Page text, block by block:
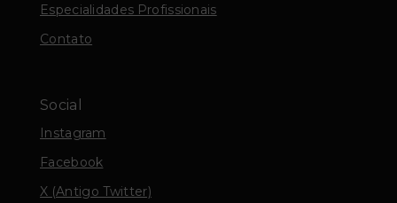
Especialidades Profissionais
Contato
Social
Instagram
Facebook
X (Antigo Twitter)